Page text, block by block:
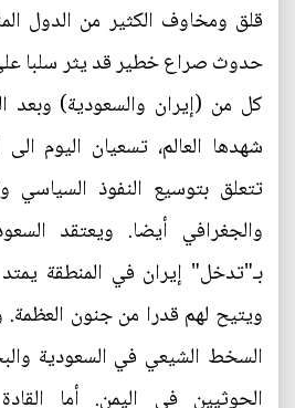
قلق ومخاوف الكثير من الدول
حدوث صراع خطير قد يثر سلبا
كل من (إيران والسعودية) وبعد
شهدها العالم، تسعيان اليوم
تتعلق بتوسيع النفوذ السياسي
والجغرافي أيضا. ويعتقد
بـ"تدخل" إيران في المنطقة
ويتيح لهم قدرا من جنون العظمة.
السخط الشيعي في السعودية
الحوثيين في اليمن. أما